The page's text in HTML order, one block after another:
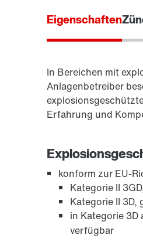
Oberflächen- und
Eigenschaften
In Bereichen mit
Anlagenbetreiber
Erfahrung und
konform zur EU-
Kategorie II
Kategorie II
in Kategorie
verfügbar